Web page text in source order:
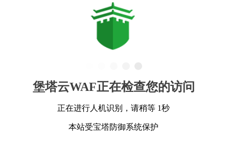
堡塔云WAF正在检查您的访问
正在进行人机识别，请稍等 1秒
本站受宝塔防御系统保护